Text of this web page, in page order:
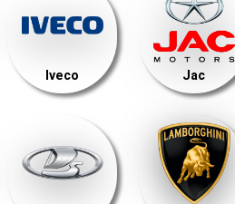
Iveco Jac